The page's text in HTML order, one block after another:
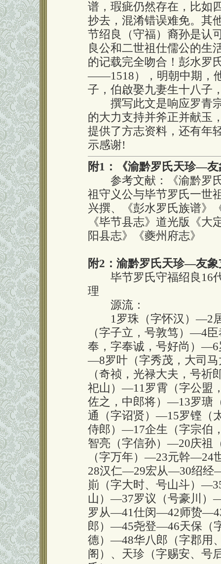
谱，瑕疵仍然存在，比如
抄去，混淆错误难免。其
节绍良（守福）裔孙是认
良公和二世祖仕儒公的生
的记载完全吻合！彭水罗
——1518），明朝中期，
子，伯啟娶九妻生十八子
撰写此文是响应罗青宗
的大力支持并斧正并献玉
提供了方志资料，还有年
示感谢!
附1：《渝黔罗氏天珍—友
参考文献：《渝黔罗
祖守义公与毕节罗氏一世
兴撰、《彭水罗氏族谱》
《毕节县志》道光版《大
阳县志》《夔州府志》
附2：渝黔罗氏天珍—友象
毕节罗氏守福绍良16代
理
源流：
1罗珠（字怀汉）—2居
（字子立，号敦笃）—4
奉，字奉诚，号好尚）
—8罗叶（字秀茂，大司
（奇祯，光禄大夫，号
祀山）—11罗霄（字公盟
佐之，中郎将）—13罗瑭
通（字诏贤）—15罗铿（
侍郎）—17企生（字宗伯
智亮（字信孙）—20庆祖
（字万年）—23元幹
28汉仁—29宏从—30绍
崱（字大时、号山斗）
山）—37罗议（号豪川
罗从—41仕闵—42师贽
郎）—45尧登—46天保（
德）—48华八郎（字郡用
阁）、天珍（字赐安、号